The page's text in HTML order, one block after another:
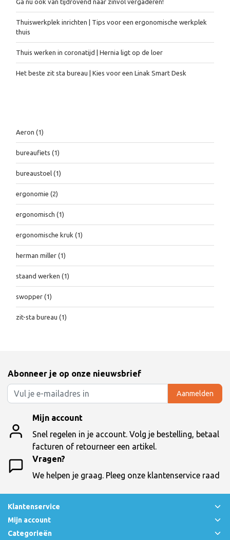
Ga nu ook van tijdrovend naar zinvol vergaderen!
Thuiswerkplek inrichten | Tips voor een ergonomische werkplek
thuis
Thuis werken in coronatijd | Hernia ligt op de loer
Het beste zit sta bureau | Kies voor een Linak Smart Desk
Aeron (1)
bureaufiets (1)
bureaustoel (1)
ergonomie (2)
ergonomisch (1)
ergonomische kruk (1)
herman miller (1)
staand werken (1)
swopper (1)
zit-sta bureau (1)
Abonneer je op onze nieuwsbrief
Aanmelden
Mijn account
Snel regelen in je account. Volg je bestelling, betaal
facturen of retourneer een artikel.
Vragen?
We helpen je graag. Pleeg onze klantenservice raad
Klantenservice
Mijn account
Categorieën